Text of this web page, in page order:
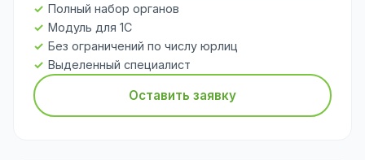
Полный набор органов
Модуль для 1С
Без ограничений по числу юрлиц
Выделенный специалист
Оставить заявку